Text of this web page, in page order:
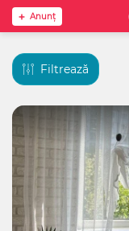
Anunţ
Filtrează